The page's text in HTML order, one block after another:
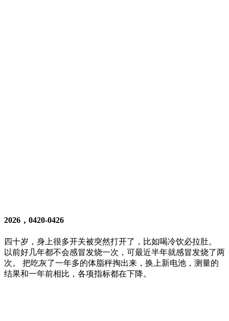
2026，0420-0426
四十岁，身上很多开关被突然打开了，比如喝冷饮必拉肚。
以前好几年都不会感冒发烧一次，可最近半年就感冒发烧了两
次。 把吃灰了一年多的体脂秤掏出来，换上新电池，测量的
结果和一年前相比，各项指标都在下降。